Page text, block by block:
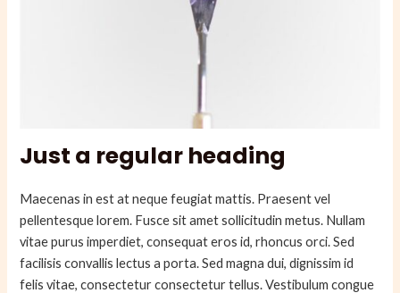
Just a regular heading
Maecenas in est at neque feugiat mattis. Praesent vel
pellentesque lorem. Fusce sit amet sollicitudin metus. Nullam
vitae purus imperdiet, consequat eros id, rhoncus orci. Sed
facilisis convallis lectus a porta. Sed magna dui, dignissim id
felis vitae, consectetur consectetur tellus. Vestibulum congue